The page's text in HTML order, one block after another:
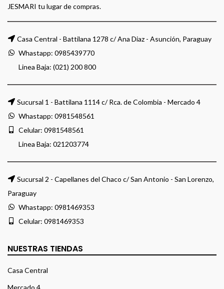
JESMARI tu lugar de compras.
Casa Central - Battilana 1278 c/ Ana Diaz - Asunción, Paraguay
Whastapp: 0985439770
Linea Baja: (021) 200 800
Sucursal 1 - Battilana 1114 c/ Rca. de Colombia - Mercado 4
Whastapp: 0981548561
Celular: 0981548561
Linea Baja: 021203774
Sucursal 2 - Capellanes del Chaco c/ San Antonio - San Lorenzo,
Paraguay
Whastapp: 0981469353
Celular: 0981469353
NUESTRAS TIENDAS
Casa Central